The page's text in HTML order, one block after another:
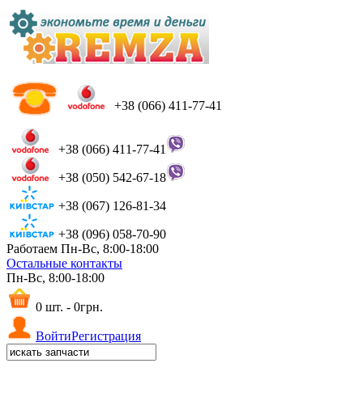
+38 (066) 411-77-41
+38 (066) 411-77-41
+38 (050) 542-67-18
+38 (067) 126-81-34
+38 (096) 058-70-90
Работаем Пн-Вс, 8:00-18:00
Остальные контакты
Пн-Вс, 8:00-18:00
0 шт. - 0грн.
ВойтиРегистрация